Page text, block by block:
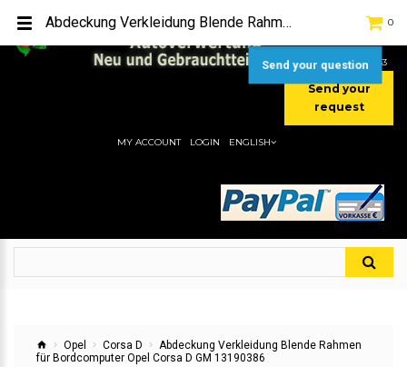
[+49] (0) 2232-5205
[+49] (0) 177 / 4080033
Send your
request
0
MY ACCOUNT LOGIN ENGLISH
Opel Corsa D
Abdeckung Verkleidung Blende Rahmen
für Bordcomputer Opel Corsa D GM 13190386
Abdeckung Verkleidung Blende Rahmen für Bordcomputer Opel Corsa D GM 13190386
Send your question